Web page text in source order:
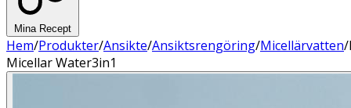
Mina Recept
Hem/Produkter/Ansikte/Ansiktsrengöring/Micellärvatten/
Micellar Water3in1